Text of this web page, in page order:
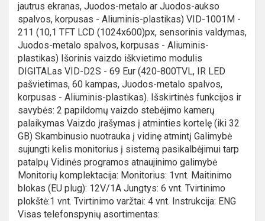
jautrus ekranas, Juodos-metalo ar Juodos-aukso
spalvos, korpusas - Aliuminis-plastikas) VID-1001M -
211 (10,1 TFT LCD (1024x600)px, sensorinis valdymas,
Juodos-metalo spalvos, korpusas - Aliuminis-
plastikas) Išorinis vaizdo iškvietimo modulis
DIGITALas VID-D2S - 69 Eur (420-800TVL, IR LED
pašvietimas, 60 kampas, Juodos-metalo spalvos,
korpusas - Aliuminis-plastikas). Išskirtinės funkcijos ir
savybės: 2 papildomų vaizdo stebėjimo kamerų
palaikymas Vaizdo įrašymas į atminties kortelę (iki 32
GB) Skambinusio nuotrauka į vidinę atmintį Galimybė
sujungti kelis monitorius į sistemą pasikalbėjimui tarp
patalpų Vidinės programos atnaujinimo galimybė
Monitorių komplektacija: Monitorius: 1vnt. Maitinimo
blokas (EU plug): 12V/1A Jungtys: 6 vnt. Tvirtinimo
plokštė:1 vnt. Tvirtinimo varžtai: 4 vnt. Instrukcija: ENG
Visas telefonspynių asortimentas: